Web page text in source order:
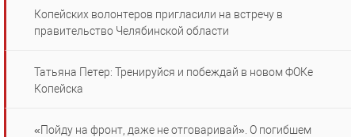
Копейских волонтеров пригласили на встречу в
правительство Челябинской области
Татьяна Петер: Тренируйся и побеждай в новом ФОКе
Копейска
«Пойду на фронт, даже не отговаривай». О погибшем